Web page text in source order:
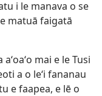
i le manava o se
matuā faigatā
mai e le Tusi
a o leʻi fananau
e faapea, e lē o